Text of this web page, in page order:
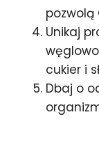
pozwolą
Unikaj
cukier i
Dbaj o